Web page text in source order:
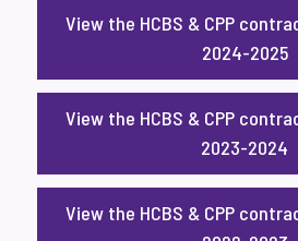
View the HCBS & CPP
2024-2025
View the HCBS & CPP
2023-2024
View the HCBS & CPP